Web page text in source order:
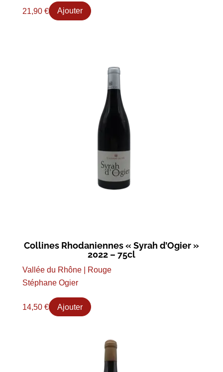
21,90 € Ajouter
Collines Rhodaniennes « Syrah d’Ogier »
2022 – 75cl
Vallée du Rhône | Rouge
Stéphane Ogier
14,50 € Ajouter